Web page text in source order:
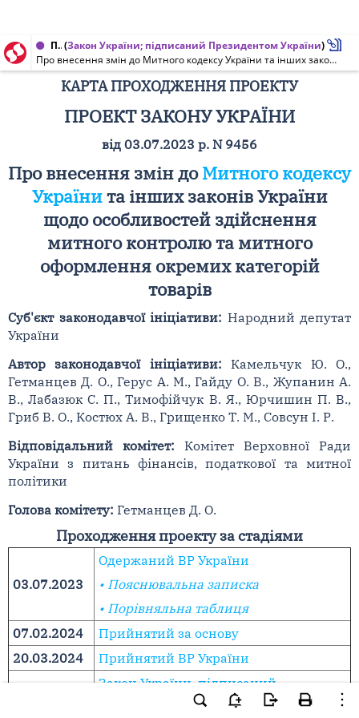
Проект Закону України, Карта проходження проекту від 20.03.2024 № 9456(Закон України; підписаний Президентом України)
Про внесення змін до Митного кодексу України та інших законів України щодо особливостей здійснення митного контролю та митного оформлення окремих категорій товарів